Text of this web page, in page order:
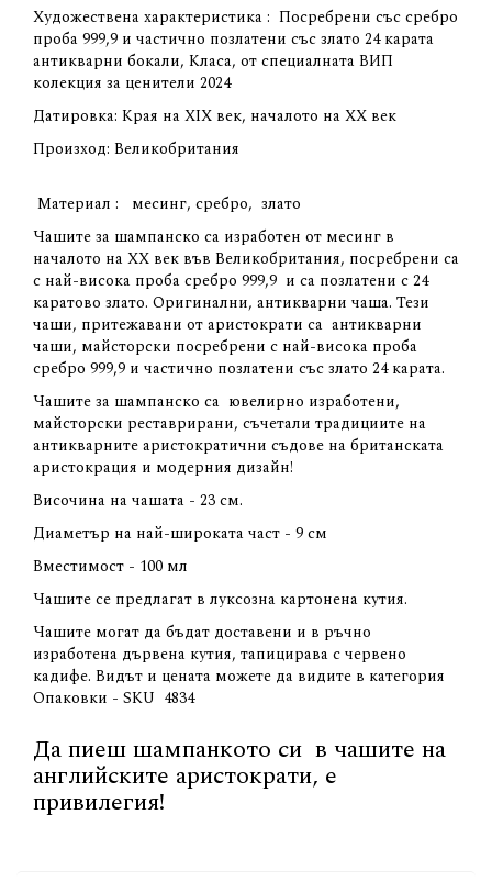
Художествена характеристика : Посребрени със сребро
проба 999,9 и частично позлатени със злато 24 карата
антикварни бокали, Класа, от специалната ВИП
колекция за ценители 2024
Датировка: Края на ХIХ век, началото на ХХ век
Произход: Великобритания
Материал : месинг, сребро, злато
Чашите за шампанско са изработен от месинг в
началото на ХХ век във Великобритания, посребрени са
с най-висока проба сребро 999,9 и са позлатени с 24
каратово злато. Оригинални, антикварни чаша. Тези
чаши, притежавани от аристократи са антикварни
чаши, майсторски посребрени с най-висока проба
сребро 999,9 и частично позлатени със злато 24 карата.
Чашите за шампанско са ювелирно изработени,
майсторски реставрирани, съчетали традициите на
антикварните аристократични съдове на британската
аристокрация и модерния дизайн!
Височина на чашата - 23 см.
Диаметър на най-широката част - 9 см
Вместимост - 100 мл
Чашите се предлагат в луксозна картонена кутия.
Чашите могат да бъдат доставени и в ръчно
изработена дървена кутия, тапицирава с червено
кадифе. Видът и цената можете да видите в категория
Опаковки - SKU 4834
Да пиеш шампанкото си в чашите на
английските аристократи, е
привилегия!